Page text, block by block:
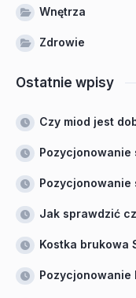
Wnętrza
Zdrowie
Ostatnie wpisy
Czy miod jest
Pozycjonowanie
Pozycjonowanie
Jak sprawdzić
Kostka brukowa
Pozycjonowanie